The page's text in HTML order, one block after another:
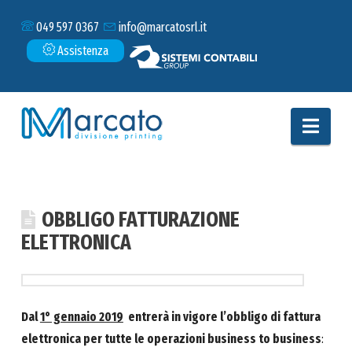
049 597 0367
info@marcatosrl.it
Assistenza
OBBLIGO FATTURAZIONE
ELETTRONICA
Dal1° gennaio 2019 entrerà in vigore l’obbligo di fattura
elettronica per tutte le operazioni business to business: